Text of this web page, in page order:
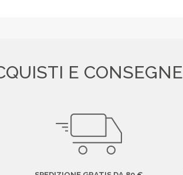
E CONSEGNE